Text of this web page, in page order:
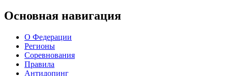
Основная навигация
О Федерации
Регионы
Соревнования
Правила
Антидопинг